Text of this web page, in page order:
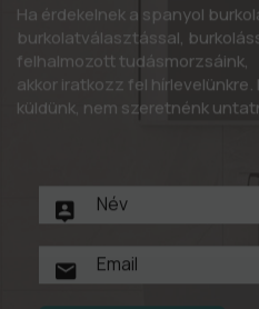
Ha érdekelnek a spanyol
burkolatválasztással,
felhalmozott tudásmorzsáink,
akkor iratkozz fel
küldünk, nem szeretnénk